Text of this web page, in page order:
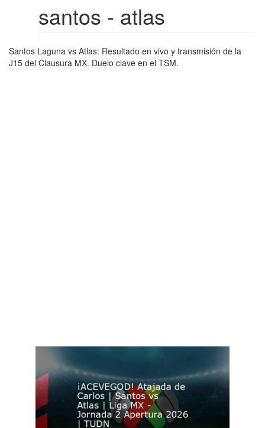
santos - atlas
Santos Laguna vs Atlas: Resultado en vivo y transmisión de la
J15 del Clausura MX. Duelo clave en el TSM.